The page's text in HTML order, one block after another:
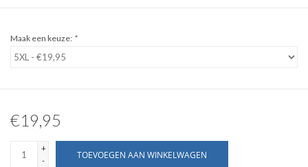
DAMES
Maak een keuze: *
€19,95
+
-
TOEVOEGEN AAN WINKELWAGEN